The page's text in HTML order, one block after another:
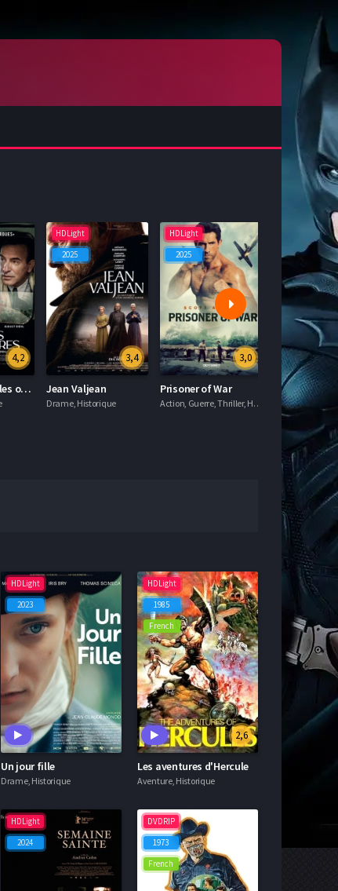
4,2
Les Rayons et les ombres
HDLight
2025
3,4
Jean Valjean
Drame, Historique
HDLight
2025
3,0
Prisoner of War
Action, Guerre, Thriller, Historique
2025
Le Roi des
HDLight
2023
Un jour fille
Drame, Historique
HDLight
1985
French
2,6
Les aventures d'Hercule
Aventure, Historique
HDLight
2024
DVDRIP
1973
French